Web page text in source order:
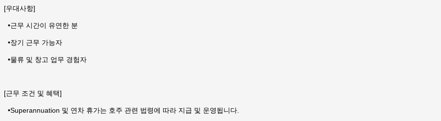
[우대사항]
•근무 시간이 유연한 분
•장기 근무 가능자
•물류 및 창고 업무 경험자
[근무 조건 및 혜택]
•Superannuation 및 연차 휴가는 호주 관련 법령에 따라 지급 및 운영됩니다.